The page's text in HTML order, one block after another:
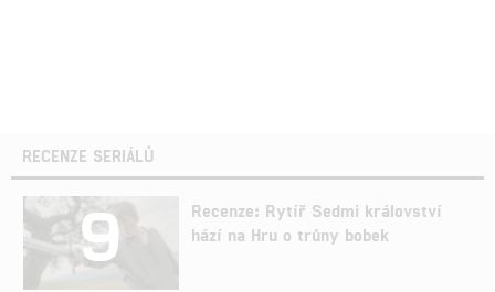
RECENZE SERIÁLŮ
9
Recenze: Rytíř Sedmi království
hází na Hru o trůny bobek